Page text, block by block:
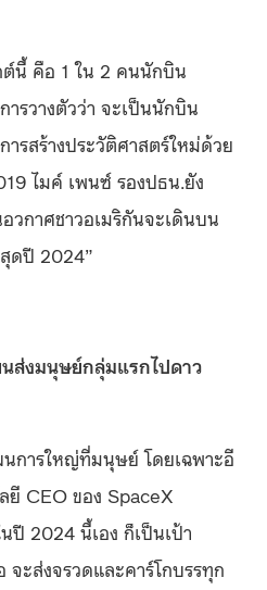
ต์นี้ คือ 1 ใน 2 คนนักบิน
รวางตัวว่า จะเป็นนักบิน
รสร้างประวัติศาสตร์ใหม่ด้วย
ไมค์ เพนซ์ รองปธน.ยัง
วกาศชาวอเมริกันจะเดินบน
ดปี 2024”
ส่งมนุษย์กลุ่มแรกไปดาว
การใหญ่ที่มนุษย์ โดยเฉพาะอี
ยี CEO ของ SpaceX
ปี 2024 นี้เอง ก็เป็นเป้า
ะส่งจรวดและคาร์โกบรรทุก